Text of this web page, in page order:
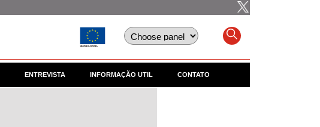
ENTREVISTA INFORMAÇÃO UTIL CONTATO